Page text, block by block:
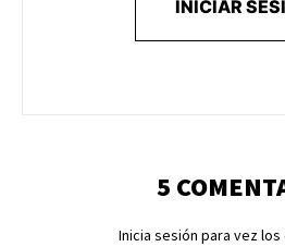
INICIAR
5
Inicia sesión para vez